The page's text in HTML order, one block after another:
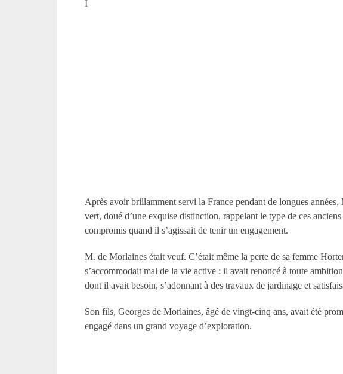
I
Après avoir brillamment servi la France pendant de longues
vert, doué d’une exquise distinction, rappelant le type de ces
compromis quand il s’agissait de tenir un engagement.
M. de Morlaines était veuf. C’était même la perte de sa femme
s’accommodait mal de la vie active : il avait renoncé à toute
dont il avait besoin, s’adonnant à des travaux de jardinage et
Son fils, Georges de Morlaines, âgé de vingt-cinq ans, avait été
engagé dans un grand voyage d’exploration.